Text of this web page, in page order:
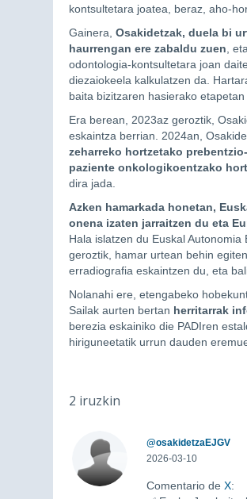
kontsultetara joatea, beraz, aho-
Gainera, Osakidetzak, duela bi
haurrengan ere zabaldu zuen ,
odontologia-kontsultetara joan
diezaiokeela kalkulatzen da.
baita bizitzaren hasierako
Era berean, 2023az geroztik,
eskaintza berrian. 2024an,
zeharreko hortzetako
paziente onkologikoentzako
dira jada.
Azken hamarkada honetan,
onena izaten jarraitzen du eta
Hala islatzen du Euskal
geroztik, hamar urtean behin
erradiografia eskaintzen du, eta
Nolanahi ere, etengabeko
Sailak aurten bertan herritarrak
berezia eskainiko die PADIren
hiriguneetatik urrun dauden
2 iruzkin
@osakidetzaEJGV
2026-03-10
Comentario deX: